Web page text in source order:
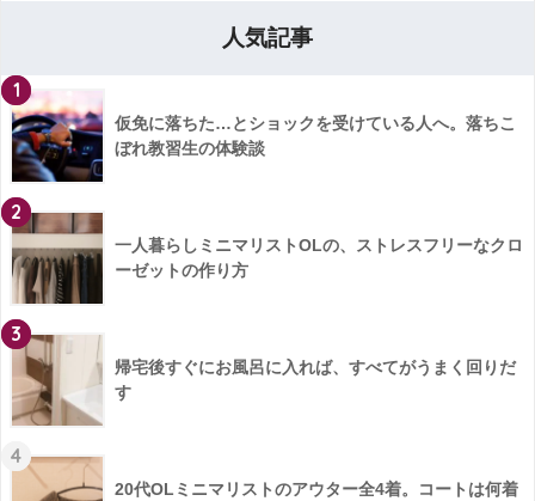
人気記事
1
仮免に落ちた…とショックを受けている人へ。落ちこ
ぼれ教習生の体験談
2
一人暮らしミニマリストOLの、ストレスフリーなクロ
ーゼットの作り方
3
帰宅後すぐにお風呂に入れば、すべてがうまく回りだ
す
4
20代OLミニマリストのアウター全4着。コートは何着